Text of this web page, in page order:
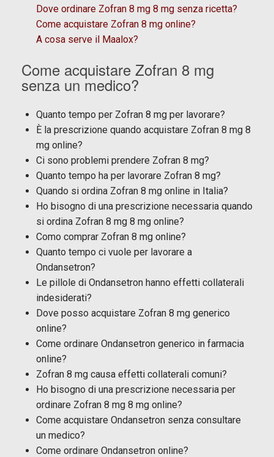
Dove ordinare Zofran 8 mg 8 mg senza ricetta?
Come acquistare Zofran 8 mg online?
A cosa serve il Maalox?
Come acquistare Zofran 8 mg
senza un medico?
Quanto tempo per Zofran 8 mg per lavorare?
È la prescrizione quando acquistare Zofran 8 mg 8
mg online?
Ci sono problemi prendere Zofran 8 mg?
Quanto tempo ha per lavorare Zofran 8 mg?
Quando si ordina Zofran 8 mg online in Italia?
Ho bisogno di una prescrizione necessaria quando
si ordina Zofran 8 mg 8 mg online?
Como comprar Zofran 8 mg online?
Quanto tempo ci vuole per lavorare a
Ondansetron?
Le pillole di Ondansetron hanno effetti collaterali
indesiderati?
Dove posso acquistare Zofran 8 mg generico
online?
Come ordinare Ondansetron generico in farmacia
online?
Zofran 8 mg causa effetti collaterali comuni?
Ho bisogno di una prescrizione necessaria per
ordinare Zofran 8 mg 8 mg online?
Come acquistare Ondansetron senza consultare
un medico?
Come ordinare Ondansetron online?